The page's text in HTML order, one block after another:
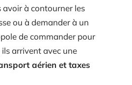
avoir à contourner les
ou à demander à un
de commander pour
arrivent avec une
aérien et taxes